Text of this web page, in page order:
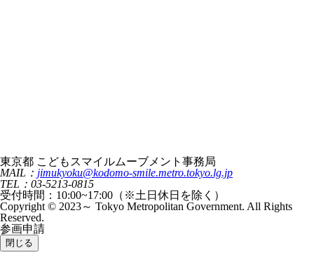
東京都 こどもスマイルムーブメント事務局
MAIL： jimukyoku@kodomo-smile.metro.tokyo.lg.jp
TEL：03-5213-0815
受付時間：10:00~17:00（※土日休日を除く）
Copyright © 2023～ Tokyo Metropolitan Government. All Rights
Reserved.
参画申請
閉じる